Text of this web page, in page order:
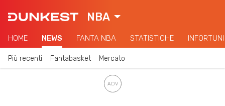
NBA
HOME NEWS FANTA NBA STATISTICHE INFORTUNI
Più recenti Fantabasket Mercato